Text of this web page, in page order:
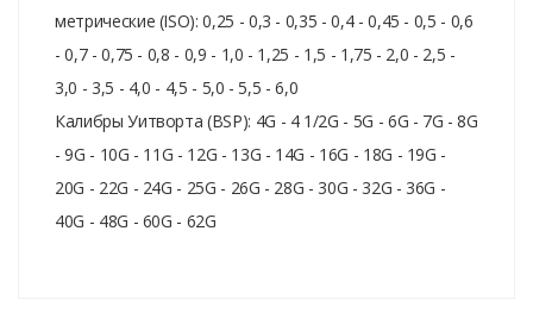
метрические (ISO): 0,25 - 0,3 - 0,35 - 0,4 - 0,45 - 0,5 - 0,6
- 0,7 - 0,75 - 0,8 - 0,9 - 1,0 - 1,25 - 1,5 - 1,75 - 2,0 - 2,5 -
3,0 - 3,5 - 4,0 - 4,5 - 5,0 - 5,5 - 6,0
Калибры Уитворта (BSP): 4G - 4 1/2G - 5G - 6G - 7G - 8G
- 9G - 10G - 11G - 12G - 13G - 14G - 16G - 18G - 19G -
20G - 22G - 24G - 25G - 26G - 28G - 30G - 32G - 36G -
40G - 48G - 60G - 62G